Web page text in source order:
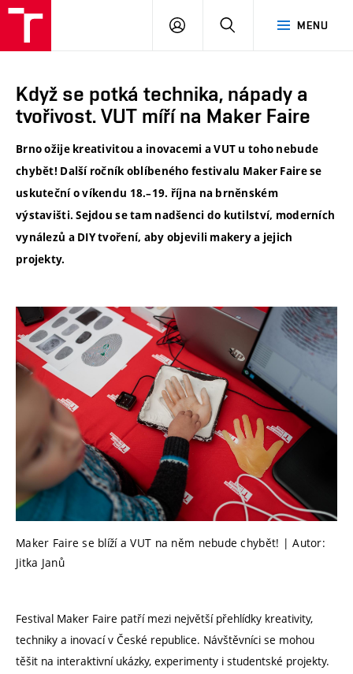
MENU
PŘIHLÁSIT
Když se potká technika, nápady a
tvořivost. VUT míří na Maker Faire
Brno ožije kreativitou a inovacemi a VUT u toho nebude
chybět! Další ročník oblíbeného festivalu Maker Faire se
uskuteční o víkendu 18.–19. října na brněnském
výstavišti. Sejdou se tam nadšenci do kutilství, moderních
vynálezů a DIY tvoření, aby objevili makery a jejich
projekty.
Maker Faire se blíží a VUT na něm nebude chybět! | Autor:
Jitka Janů
Festival Maker Faire patří mezi největší přehlídky kreativity,
techniky a inovací v České republice. Návštěvníci se mohou
těšit na interaktivní ukázky, experimenty i studentské projekty.